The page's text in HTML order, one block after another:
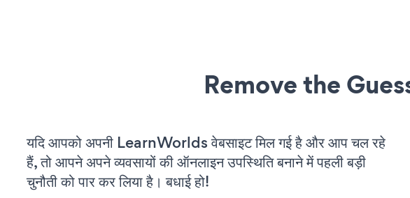
Remove the
यदि आपको अपनी LearnWorlds वेबसाइट मिल गई है और आप चल रहे
हैं, तो आपने अपने व्यवसायों की ऑनलाइन उपस्थिति बनाने में पहली बड़ी
चुनौती को पार कर लिया है। बधाई हो!